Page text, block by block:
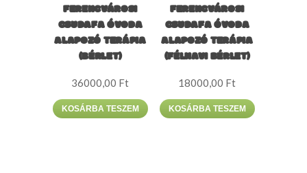
FERENCVÁROSI
CSUDAFA ÓVODA
ALAPOZÓ TERÁPIA
(BÉRLET)
36000,00 Ft
KOSÁRBA TESZEM
FERENCVÁROSI
CSUDAFA ÓVODA
ALAPOZÓ TERÁPIA
(FÉLHAVI BÉRLET)
18000,00 Ft
KOSÁRBA TESZEM